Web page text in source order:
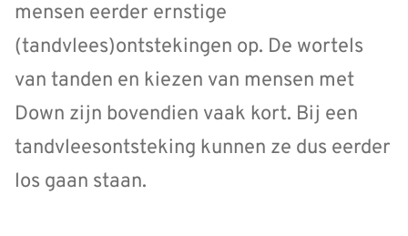
mensen eerder ernstige
(tandvlees)ontstekingen op. De wortels
van tanden en kiezen van mensen met
Down zijn bovendien vaak kort. Bij een
tandvleesontsteking kunnen ze dus eerder
los gaan staan.